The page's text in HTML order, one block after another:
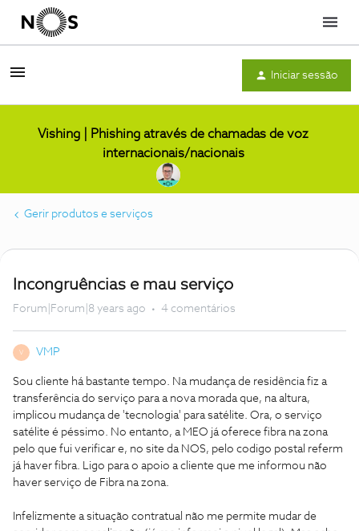
Menu
Iniciar sessão
Vishing | Phishing através de chamadas de voz
internacionais/nacionais
Gerir produtos e serviços
Incongruências e mau serviço
Forum|Forum|8 years ago 4 comentários
V VMP
Sou cliente há bastante tempo. Na mudança de residência fiz a
transferência do serviço para a nova morada que, na altura,
implicou mudança de 'tecnologia' para satélite. Ora, o serviço
satélite é péssimo. No entanto, a MEO já oferece fibra na zona
pelo que fui verificar e, no site da NOS, pelo codigo postal referm
já haver fibra. Ligo para o apoio a cliente que me informou não
haver serviço de Fibra na zona.
Infelizmente a situação contratual não me permite mudar de